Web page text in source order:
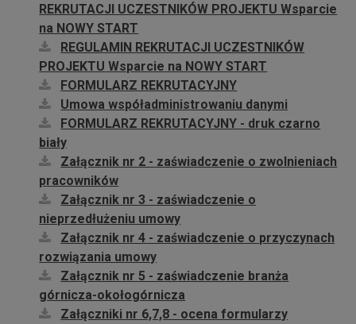
REKRUTACJI UCZESTNIKÓW PROJEKTU Wsparcie
na NOWY START
REGULAMIN REKRUTACJI UCZESTNIKÓW
PROJEKTU Wsparcie na NOWY START
FORMULARZ REKRUTACYJNY
Umowa współadministrowaniu danymi
FORMULARZ REKRUTACYJNY - druk czarno
biały
Załącznik nr 2 - zaświadczenie o zwolnieniach
pracowników
Załącznik nr 3 - zaświadczenie o
nieprzedłużeniu umowy
Załącznik nr 4 - zaświadczenie o przyczynach
rozwiązania umowy
Załącznik nr 5 - zaświadczenie branża
górnicza-okołogórnicza
Załączniki nr 6,7,8 - ocena formularzy